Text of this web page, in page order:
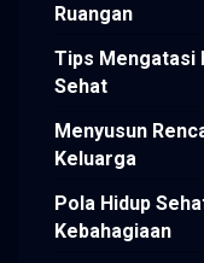
Ruangan
Tips Mengatasi
Sehat
Menyusun
Keluarga
Pola Hidup
Kebahagiaan